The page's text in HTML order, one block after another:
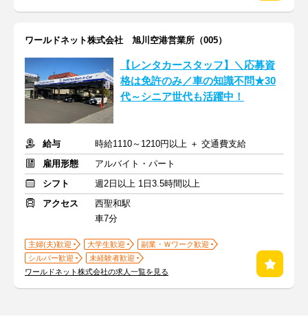
ワールドネット株式会社 旭川空港営業所（005）
【レンタカースタッフ】＼応募資
格は免許のみ／車の知識不問★30
代～シニア世代も活躍中！
給与
時給1110～1210円以上 ＋ 交通費支給
雇用形態
アルバイト・パート
シフト
週2日以上 1日3.5時間以上
アクセス
西聖和駅
車7分
主婦(夫)歓迎 大学生歓迎
副業・Ｗワーク歓迎
シルバー歓迎
未経験者歓迎
ワールドネット株式会社の求人一覧を見る